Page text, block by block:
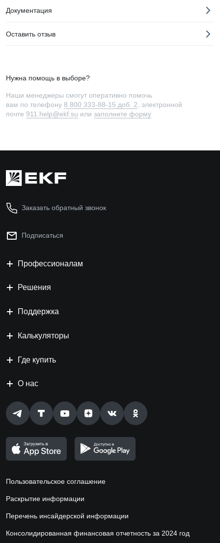
Документация
Оставить отзыв
Нужна помощь в выборе?
Наши менеджеры смогут оперативно помочь
вам по телефону 8 800 333-88-15 доб. 2 , электронной
почте 911.help@ekf.su или заполните форму
Заказать обратный звонок
Подписаться
Профессионалам
Решения
Поддержка
Калькуляторы
Где купить
О нас
Пользовательское соглашение
Раскрытие информации
Перечень инсайдерской информации
Консолидированная финансовая отчетность за 2024 год